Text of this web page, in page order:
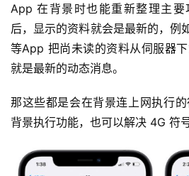
App 在背景时也能重新整理主
后，显示的资料就会是最新的，例
等App 把尚未读的资料从伺服器
就是最新的动态消息。
那这些都是会在背景连上网执行
背景执行功能，也可以解决 4G 符